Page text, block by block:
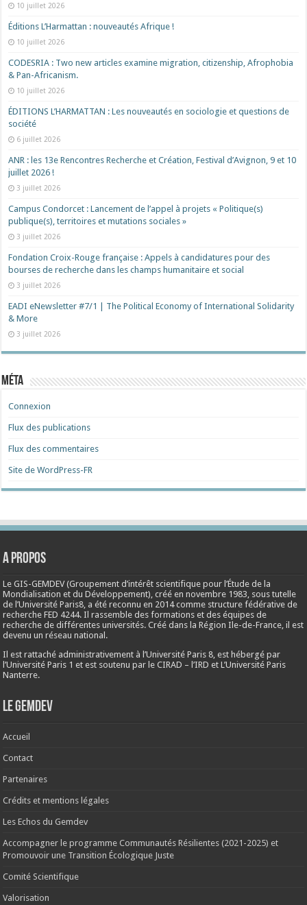
10 juillet 2026
Éditions L’Harmattan : nouveautés Afrique !​
10 juillet 2026
CODESRIA : Two new articles examine migration, citizenship, Afrophobia
& Pan-Africanism.
10 juillet 2026
ÉDITIONS L’HARMATTAN : Les nouveautés en sociologie et questions de
société
6 juillet 2026
ANR : les 13e Rencontres Recherche et Création, Festival d’Avignon, 9 et 10
juillet 2026 !
3 juillet 2026
Campus Condorcet : Lancement de l’appel à projets « Politique(s)
publique(s), territoires et mutations sociales »
3 juillet 2026
Fondation Croix-Rouge française : Appels à candidatures pour des
bourses de recherche dans les champs humanitaire et social
3 juillet 2026
EADI eNewsletter #7/1 | The Political Economy of International Solidarity
& More
3 juillet 2026
Méta
Connexion
Flux des publications
Flux des commentaires
Site de WordPress-FR
A propos
Le GIS-GEMDEV (Groupement d’intérêt scientifique pour l’Étude de la
Mondialisation et du Développement), créé ennovembre 1983 , sous tutelle
de l’Université Paris8, a été reconnu en 2014 comme structure fédérative de
recherche FED 4244. Il rassemble des formations et des équipes de
recherche de différentes universités. Créé dans la Région Ile-de-France, il est
devenu un réseau national.
Il est rattaché administrativement à l’Université Paris 8, est hébergé par
l’Université Paris 1 et est soutenu par le CIRAD – l’IRD et L’Université Paris
Nanterre.
Le Gemdev
Accueil
Contact
Partenaires
Crédits et mentions légales
Les Echos du Gemdev
Accompagner le programme Communautés Résilientes (2021-2025) et
Promouvoir une Transition Écologique Juste
Comité Scientifique
Valorisation